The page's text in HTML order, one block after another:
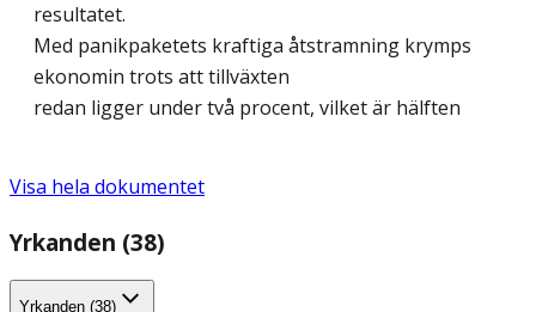
resultatet.
Med panikpaketets kraftiga åtstramning krymps
ekonomin trots att tillväxten
redan ligger under två procent, vilket är hälften
Visa hela dokumentet
Yrkanden (38)
Yrkanden (38)